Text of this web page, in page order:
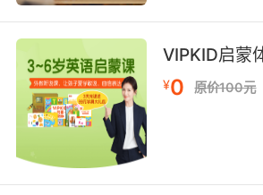
视觉是人类最为重要的感官，它
息比其他感官都多（听觉次之）
儿童的视觉在出生后有漫长的
感兴趣的是近在眼前的人和物
两三岁的时候会到达一个颜色
不同的颜色、画画和进行色彩搭
VIPKID启蒙
¥0 原价100元